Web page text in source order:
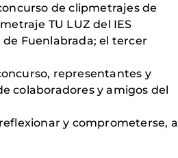
de clipmetrajes de
TU LUZ del IES
de Fuenlabrada; el tercer
representantes y
colaboradores y amigos del
y comprometerse, a